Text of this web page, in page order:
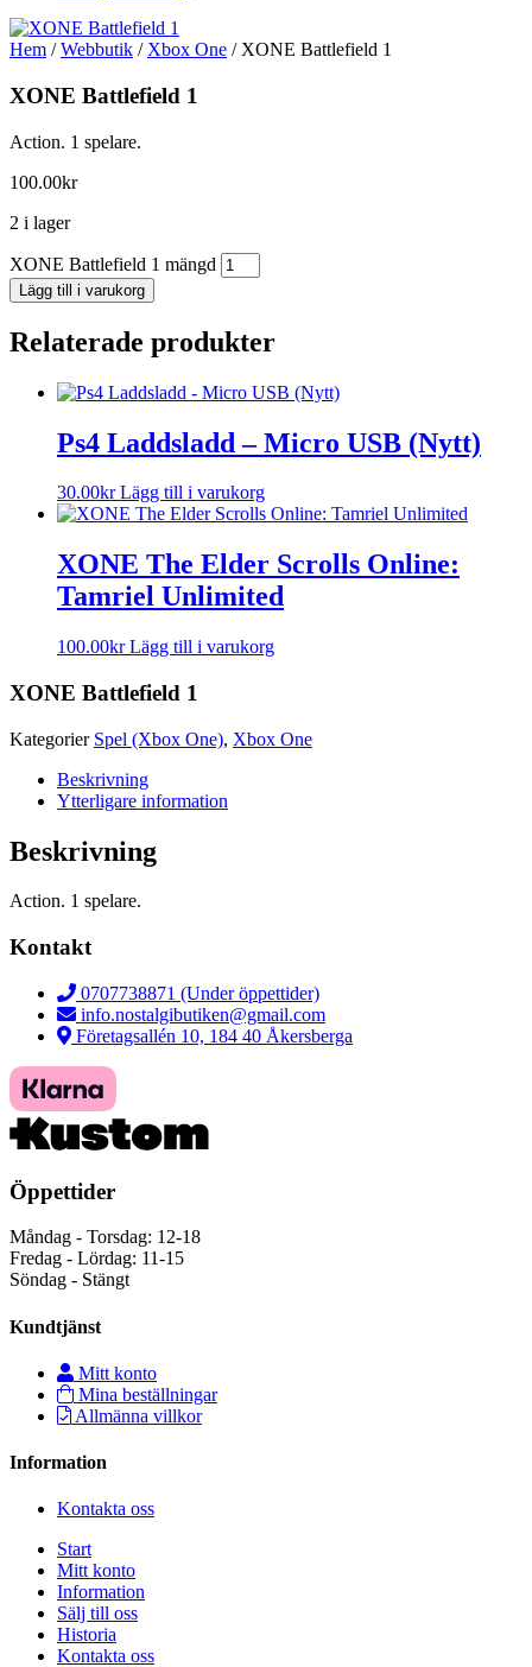
Hem /Webbutik / Xbox One / XONE Battlefield 1
XONE Battlefield 1
Action. 1 spelare.
100.00kr
2 i lager
XONE Battlefield 1 mängd
Lägg till i varukorg
Relaterade produkter
Ps4 Laddsladd – Micro USB (Nytt)
30.00kr Lägg till i varukorg
XONE The Elder Scrolls Online:
Tamriel Unlimited
100.00kr Lägg till i varukorg
XONE Battlefield 1
Kategorier Spel (Xbox One), Xbox One
Beskrivning
Ytterligare information
Beskrivning
Action. 1 spelare.
Kontakt
0707738871 (Under öppettider)
info.nostalgibutiken@gmail.com
Företagsallén 10, 184 40 Åkersberga
Öppettider
Måndag - Torsdag: 12-18
Fredag - Lördag: 11-15
Söndag - Stängt
Kundtjänst
Mitt konto
Mina beställningar
Allmänna villkor
Information
Kontakta oss
Start
Mitt konto
Information
Sälj till oss
Historia
Kontakta oss